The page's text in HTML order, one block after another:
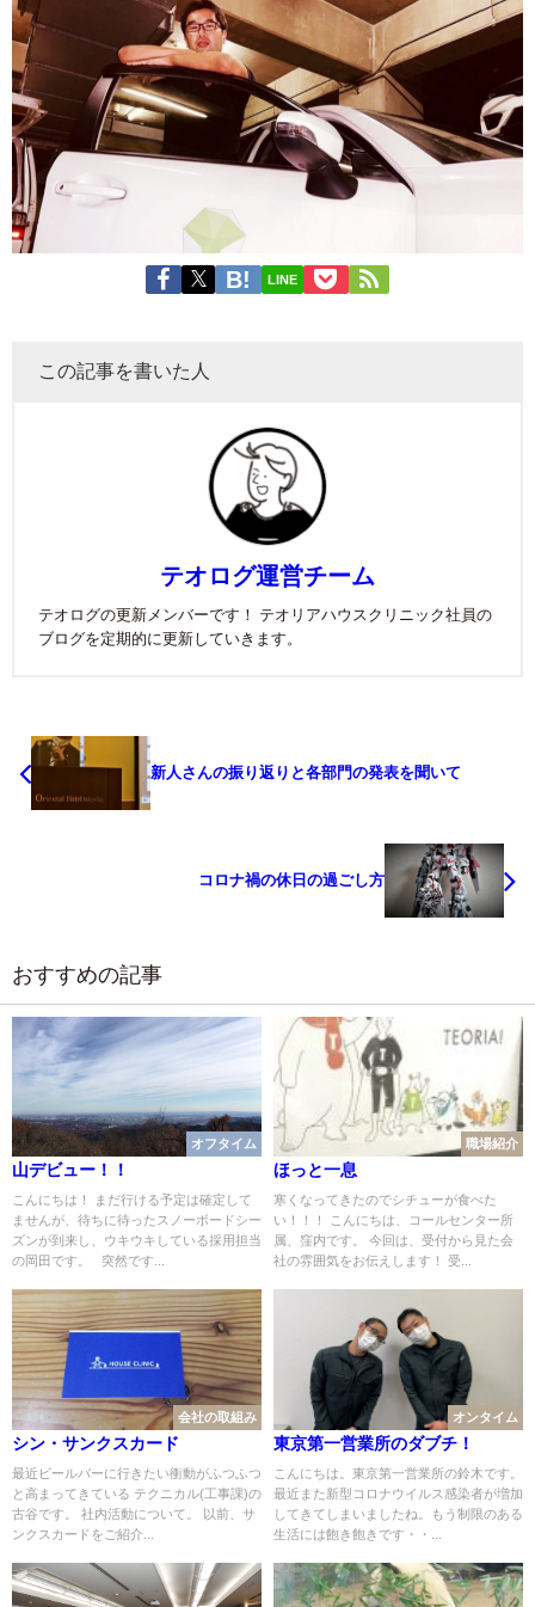
LINE
この記事を書いた人
テオログ運営チーム
テオログの更新メンバーです！ テオリアハウスクリニック社員の
ブログを定期的に更新していきます。
新人さんの振り返りと各部門の発表を聞いて
コロナ禍の休日の過ごし方
おすすめの記事
オフタイム
山デビュー！！
こんにちは！ まだ行ける予定は確定して
ませんが、待ちに待ったスノーボードシー
ズンが到来し、ウキウキしている採用担当
の岡田です。 突然です...
職場紹介
ほっと一息
寒くなってきたのでシチューが食べた
い！！！ こんにちは、コールセンター所
属、窪内です。 今回は、受付から見た会
社の雰囲気をお伝えします！ 受...
会社の取組み
シン・サンクスカード
最近ビールバーに行きたい衝動がふつふつ
と高まってきている テクニカル(工事課)の
古谷です。 社内活動について。 以前、サ
ンクスカードをご紹介...
オンタイム
東京第一営業所のダブチ！
こんにちは。東京第一営業所の鈴木です。
最近また新型コロナウイルス感染者が増加
してきてしまいましたね。もう制限のある
生活には飽き飽きです・・...